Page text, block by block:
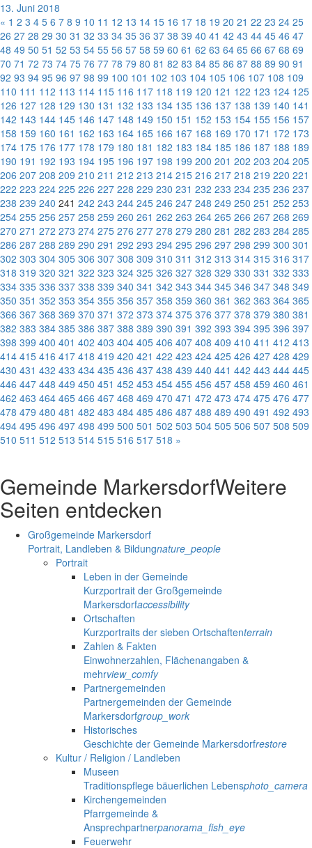
13. Juni 2018
« 1 2 3 4 5 6 7 8 9 10 11 12 13 14 15 16 17 18 19 20 21 22 23 24 25
26 27 28 29 30 31 32 33 34 35 36 37 38 39 40 41 42 43 44 45 46 47
48 49 50 51 52 53 54 55 56 57 58 59 60 61 62 63 64 65 66 67 68 69
70 71 72 73 74 75 76 77 78 79 80 81 82 83 84 85 86 87 88 89 90 91
92 93 94 95 96 97 98 99 100 101 102 103 104 105 106 107 108 109
110 111 112 113 114 115 116 117 118 119 120 121 122 123 124 125
126 127 128 129 130 131 132 133 134 135 136 137 138 139 140 141
142 143 144 145 146 147 148 149 150 151 152 153 154 155 156 157
158 159 160 161 162 163 164 165 166 167 168 169 170 171 172 173
174 175 176 177 178 179 180 181 182 183 184 185 186 187 188 189
190 191 192 193 194 195 196 197 198 199 200 201 202 203 204 205
206 207 208 209 210 211 212 213 214 215 216 217 218 219 220 221
222 223 224 225 226 227 228 229 230 231 232 233 234 235 236 237
238 239 240 241 242 243 244 245 246 247 248 249 250 251 252 253
254 255 256 257 258 259 260 261 262 263 264 265 266 267 268 269
270 271 272 273 274 275 276 277 278 279 280 281 282 283 284 285
286 287 288 289 290 291 292 293 294 295 296 297 298 299 300 301
302 303 304 305 306 307 308 309 310 311 312 313 314 315 316 317
318 319 320 321 322 323 324 325 326 327 328 329 330 331 332 333
334 335 336 337 338 339 340 341 342 343 344 345 346 347 348 349
350 351 352 353 354 355 356 357 358 359 360 361 362 363 364 365
366 367 368 369 370 371 372 373 374 375 376 377 378 379 380 381
382 383 384 385 386 387 388 389 390 391 392 393 394 395 396 397
398 399 400 401 402 403 404 405 406 407 408 409 410 411 412 413
414 415 416 417 418 419 420 421 422 423 424 425 426 427 428 429
430 431 432 433 434 435 436 437 438 439 440 441 442 443 444 445
446 447 448 449 450 451 452 453 454 455 456 457 458 459 460 461
462 463 464 465 466 467 468 469 470 471 472 473 474 475 476 477
478 479 480 481 482 483 484 485 486 487 488 489 490 491 492 493
494 495 496 497 498 499 500 501 502 503 504 505 506 507 508 509
510 511 512 513 514 515 516 517 518 »
Gemeinde MarkersdorfWeitere
Seiten entdecken
Großgemeinde Markersdorf
Portrait, Landleben & Bildungnature_people
Portrait
Leben in der Gemeinde
Kurzportrait der Großgemeinde
Markersdorfaccessibility
Ortschaften
Kurzportraits der sieben Ortschaftenterrain
Zahlen & Fakten
Einwohnerzahlen, Flächenangaben &
mehrview_comfy
Partnergemeinden
Partnergemeinden der Gemeinde
Markersdorfgroup_work
Historisches
Geschichte der Gemeinde Markersdorfrestore
Kultur / Religion / Landleben
Museen
Traditionspflege bäuerlichen Lebensphoto_camera
Kirchengemeinden
Pfarrgemeinde &
Ansprechpartnerpanorama_fish_eye
Feuerwehr